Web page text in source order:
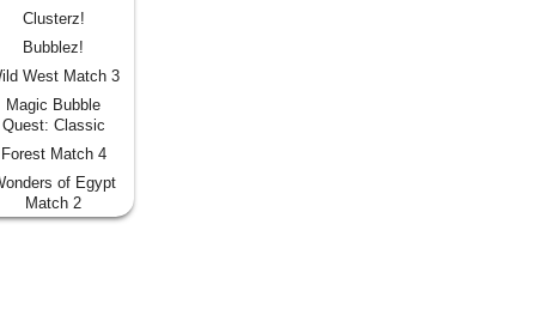
Clusterz!
Bubblez!
West Match 3
Magic Bubble
Quest: Classic
Forest Match 4
of Egypt
Match 2